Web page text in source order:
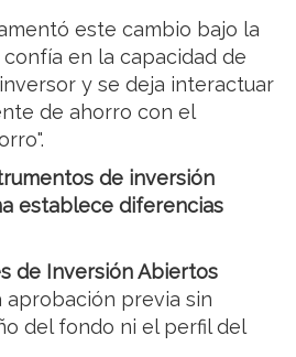
este cambio bajo la
en la capacidad de
y se deja interactuar
de ahorro con el
de inversión
establece diferencias
de Inversión Abiertos
aprobación previa sin
del fondo ni el perfil del